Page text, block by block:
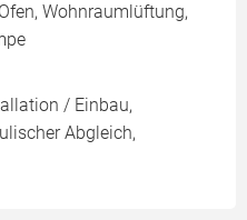
Wohnraumlüftung,
/ Einbau,
Abgleich,